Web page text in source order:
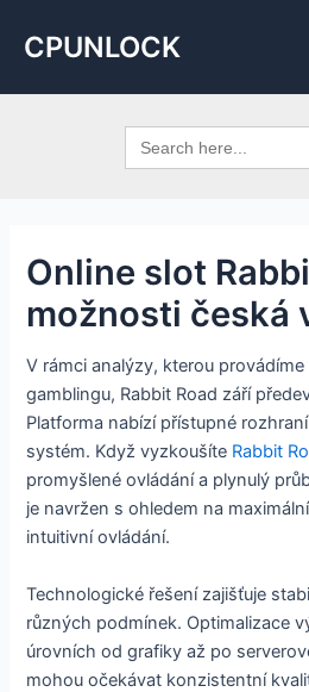
CPUNLOCK
Search
for:
Online slot
možnosti česká
V rámci analýzy, kterou
gamblingu, Rabbit Road září
Platforma nabízí přístupné
systém. Když vyzkoušíte Rabbit
promyšlené ovládání a plynulý
je navržen s ohledem na
intuitivní ovládání.
Technologické řešení zajišťuje
různých podmínek. Optimalizace
úrovních od grafiky až po
mohou očekávat konzistentní
navigation